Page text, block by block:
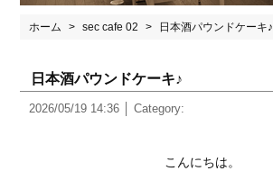
ホーム sec cafe 02 日本酒パウンドケーキ♪
日本酒パウンドケーキ♪
2026/05/19 14:36 Category:
こんにちは。